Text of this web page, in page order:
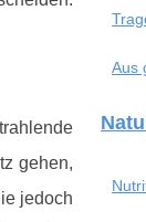
gehen,
jedoch
Aus